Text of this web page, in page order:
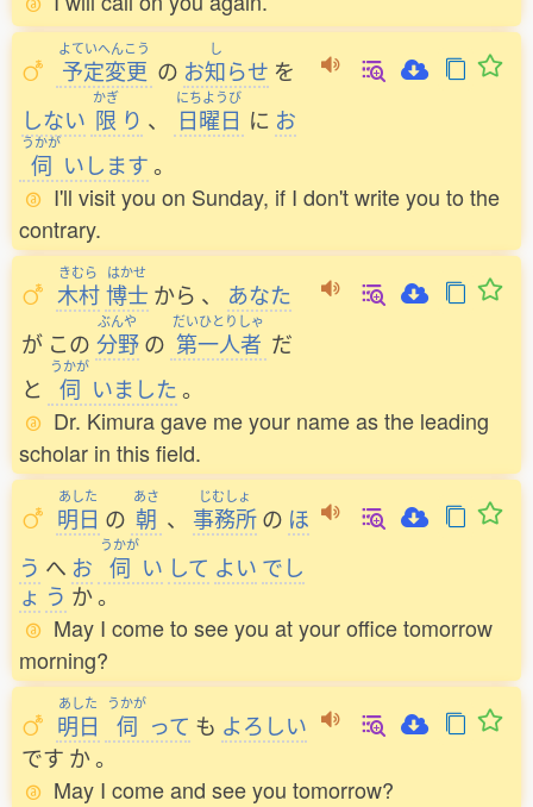
よていへんこう
予定変更 の お
し
知らせ を
しない
かぎ
限 り 、
にちようび
日曜日 に お
うかが
伺 いします。
I'll visit you on Sunday, if I don't write you to the
contrary.
きむら
木村
はかせ
博士 から 、
あなた
が この
ぶんや
分野 の
だいひとりしゃ
第一人者 だ
と
うかが
伺 いました。
Dr. Kimura gave me your name as the leading
scholar in this field.
あした
明日 の
あさ
朝 、
じむしょ
事務所の ほ
う へ お
うかが
伺 い して よい でし
ょ う か。
May I come to see you at your office tomorrow
morning?
あした
明日
うかが
伺 って も よろしい
です か。
May I come and see you tomorrow?